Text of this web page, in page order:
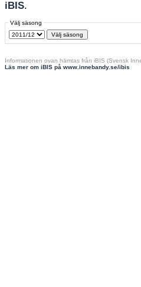
iBIS.
Välj säsong
Informationen ovan hämtas från iBIS (Svensk
Läs mer om iBIS på www.innebandy.se/ibis